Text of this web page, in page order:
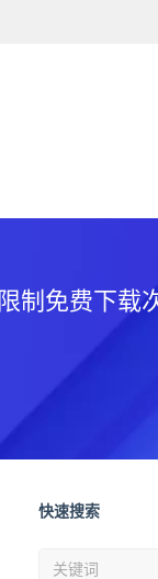
制免费下载
快速搜索